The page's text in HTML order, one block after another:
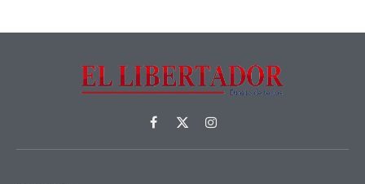
Facebook
X
(Twitter)
Instagram